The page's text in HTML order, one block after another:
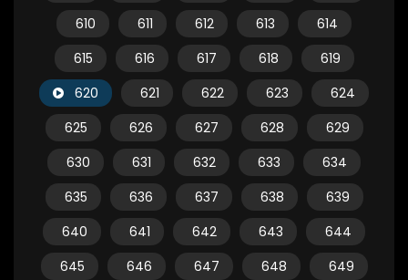
610
611 612 613
614
615
616 617 618
619
620
621 622 623
624
625
626 627 628
629
630
631 632 633
634
635
636 637 638
639
640
641 642 643
644
645
646 647 648
649